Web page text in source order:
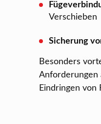
Verschieben
Sicherung
Besonders
Anforderungen
Eindringen von